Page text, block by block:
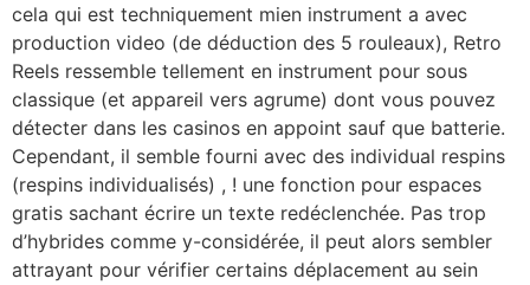
cela qui est techniquement mien instrument a avec
production video (de déduction des 5 rouleaux), Retro
Reels ressemble tellement en instrument pour sous
classique (et appareil vers agrume) dont vous pouvez
détecter dans les casinos en appoint sauf que batterie.
Cependant, il semble fourni avec des individual respins
(respins individualisés) , ! une fonction pour espaces
gratis sachant écrire un texte redéclenchée. Pas trop
d’hybrides comme y-considérée, il peut alors sembler
attrayant pour vérifier certains déplacement au sein